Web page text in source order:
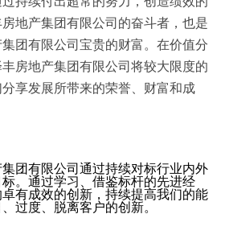
地产集团有限公司的奋斗者，也是
团有限公司宝贵的财富。在价值分
房地产集团有限公司将较大限度的
享发展所带来的荣誉、财富和成
团有限公司通过持续对标行业内外
。通过学习、借鉴标杆的先进经
有成效的创新，持续提高我们的能
过度、脱离客户的创新。